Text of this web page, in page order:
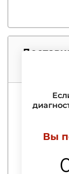
Кишинёв
КомратВы